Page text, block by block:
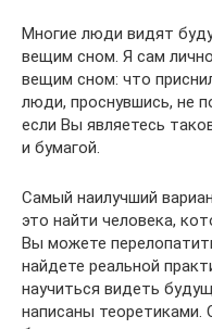
Многие люди видят
вещим сном. Я сам
вещим сном: что
люди, проснувшись, не
если Вы являетесь
и бумагой.
Самый наилучший
это найти человека,
Вы можете
найдете реальной
научиться видеть
написаны